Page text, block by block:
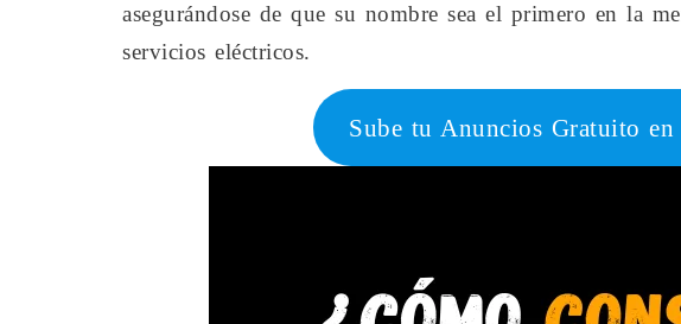
asegurándose de que su nombre sea el primero en la
servicios eléctricos.
Sube tu Anuncios Gratuito